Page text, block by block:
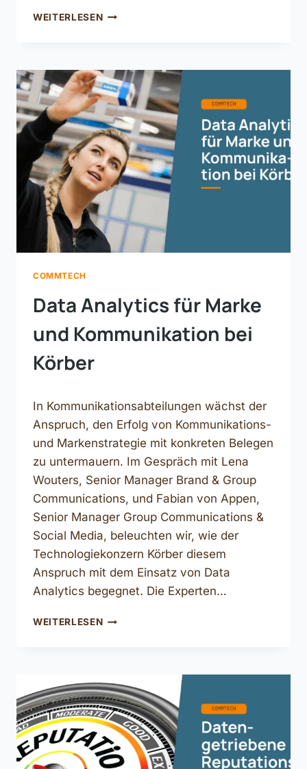
WEITERLESENDATEN
–
DER
VERBORGENE
SCHATZ
COMMTECH
Data Analytics für Marke
und Kommunikation bei
Körber
In Kommunikationsabteilungen wächst der
Anspruch, den Erfolg von Kommunikations-
und Markenstrategie mit konkreten Belegen
zu untermauern. Im Gespräch mit Lena
Wouters, Senior Manager Brand & Group
Communications, und Fabian von Appen,
Senior Manager Group Communications &
Social Media, beleuchten wir, wie der
Technologiekonzern Körber diesem
Anspruch mit dem Einsatz von Data
Analytics begegnet. Die Experten…
WEITERLESENDATA
KOMMUNIKATION
BEI
KÖRBER